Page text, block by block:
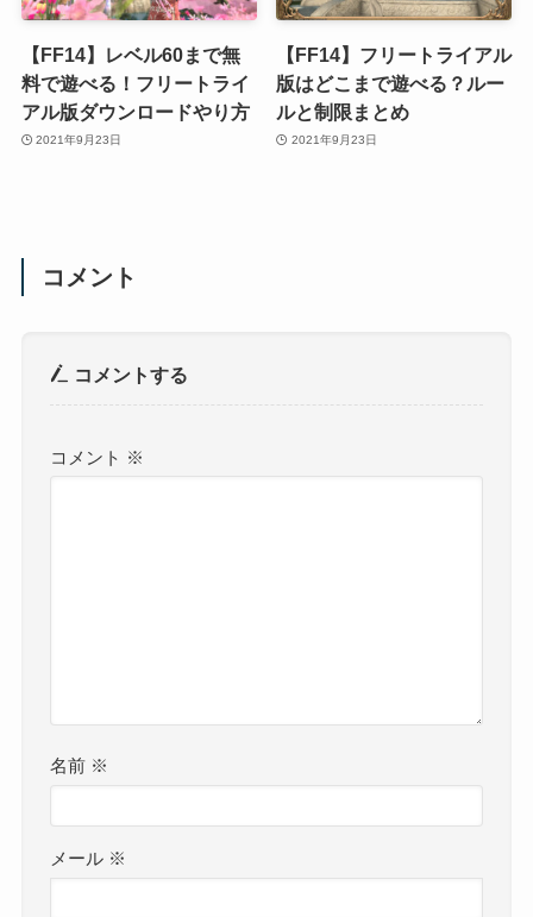
【FF14】レベル60まで無
料で遊べる！フリートライ
アル版ダウンロードやり方
2021年9月23日
【FF14】フリートライアル
版はどこまで遊べる？ルー
ルと制限まとめ
2021年9月23日
コメント
コメントする
コメント ※
名前 ※
メール ※